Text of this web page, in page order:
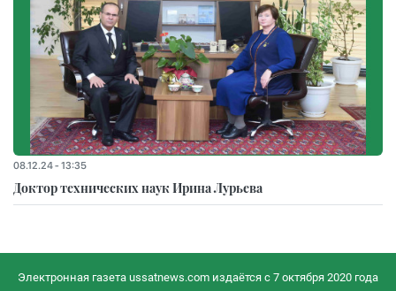
08.12.24 - 13:35
Доктор технических наук Ирина Лурьева
Электронная газета ussatnews.com издаётся с 7 октября 2020 года